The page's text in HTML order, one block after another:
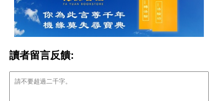
讀者留言反饋: